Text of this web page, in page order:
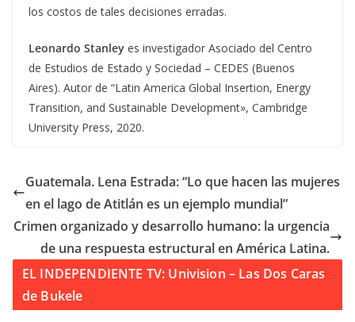
los costos de tales decisiones erradas.
Leonardo Stanley es investigador Asociado del Centro
de Estudios de Estado y Sociedad – CEDES (Buenos
Aires). Autor de “Latin America Global Insertion, Energy
Transition, and Sustainable Development», Cambridge
University Press, 2020.
Guatemala. Lena Estrada: “Lo que hacen las mujeres
en el lago de Atitlán es un ejemplo mundial”
Crimen organizado y desarrollo humano: la urgencia
de una respuesta estructural en América Latina.
EL INDEPENDIENTE TV: Univision – Las Dos Caras
de Bukele